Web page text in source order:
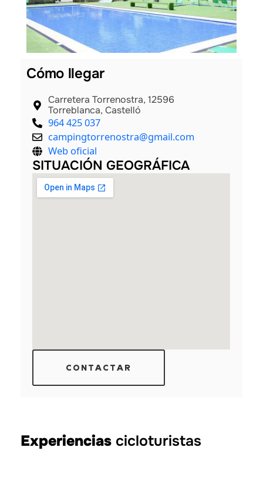
Cómo llegar
Carretera Torrenostra, 12596
Torreblanca, Castelló
964 425 037
campingtorrenostra@gmail.com
Web oficial
SITUACIÓN GEOGRÁFICA
CONTACTAR
Experiencias cicloturistas